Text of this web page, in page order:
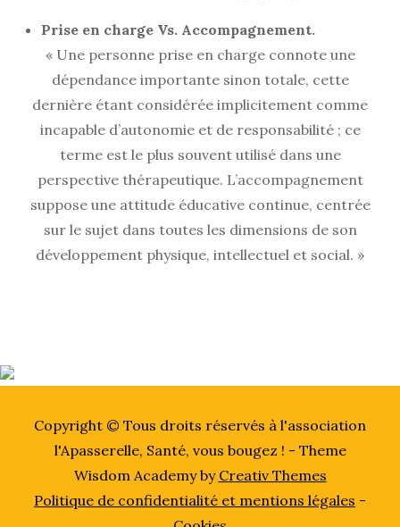
Prise en charge Vs. Accompagnement.
« Une personne prise en charge connote une
dépendance importante sinon totale, cette
dernière étant considérée implicitement comme
incapable d’autonomie et de responsabilité ; ce
terme est le plus souvent utilisé dans une
perspective thérapeutique. L’accompagnement
suppose une attitude éducative continue, centrée
sur le sujet dans toutes les dimensions de son
développement physique, intellectuel et social. »
Copyright © Tous droits réservés à l'association
l'Apasserelle, Santé, vous bougez ! - Theme
Wisdom Academy by Creativ Themes
Politique de confidentialité et mentions légales -